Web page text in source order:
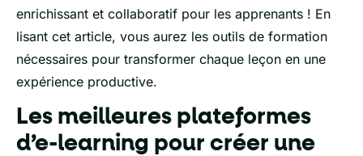
enrichissant et collaboratif pour les apprenants ! En
lisant cet article, vous aurez les outils de formation
nécessaires pour transformer chaque leçon en une
expérience productive.
Les meilleures plateformes
d’e-learning pour créer une